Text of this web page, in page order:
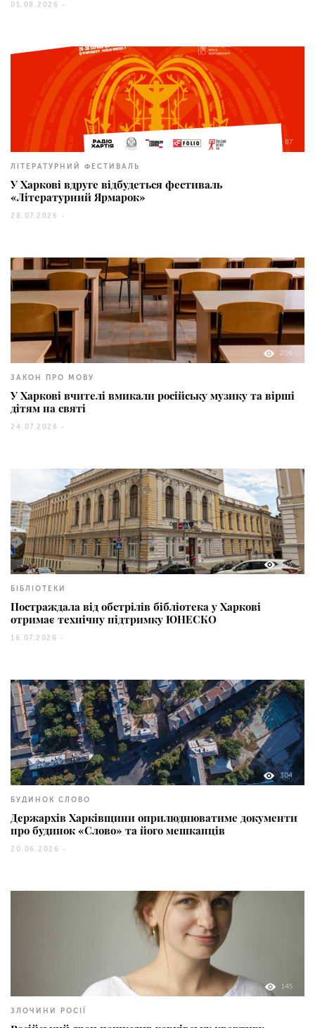
01.08.2026 -
87
ЛІТЕРАТУРНИЙ ФЕСТИВАЛЬ
У Харкові вдруге відбудеться фестиваль
«Літературний Ярмарок»
28.07.2026 -
206
ЗАКОН ПРО МОВУ
У Харкові вчителі вмикали російську музику та вірші
дітям на святі
24.07.2026 -
103
БІБЛІОТЕКИ
Постраждала від обстрілів бібліотека у Харкові
отримає технічну підтримку ЮНЕСКО
16.07.2026 -
304
БУДИНОК СЛОВО
Держархів Харківщини оприлюднюватиме документи
про будинок «Слово» та його мешканців
20.06.2026 -
145
ЗЛОЧИНИ РОСІЇ